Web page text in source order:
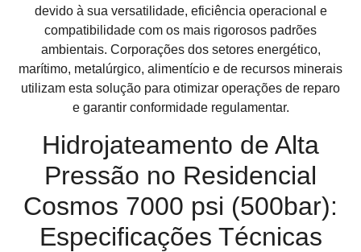
devido à sua versatilidade, eficiência operacional e
compatibilidade com os mais rigorosos padrões
ambientais. Corporações dos setores energético,
marítimo, metalúrgico, alimentício e de recursos minerais
utilizam esta solução para otimizar operações de reparo
e garantir conformidade regulamentar.
Hidrojateamento de Alta
Pressão no Residencial
Cosmos 7000 psi (500bar):
Especificações Técnicas